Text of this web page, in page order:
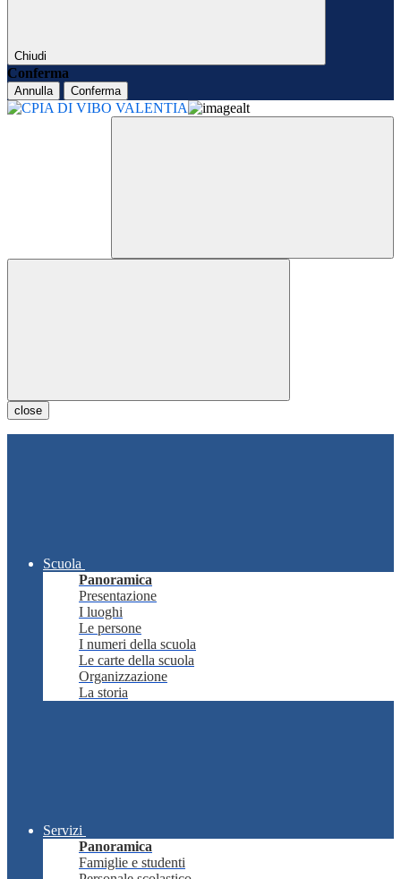
Chiudi
Conferma
Annulla Conferma
close
Scuola
Panoramica
Presentazione
I luoghi
Le persone
I numeri della scuola
Le carte della scuola
Organizzazione
La storia
Servizi
Panoramica
Famiglie e studenti